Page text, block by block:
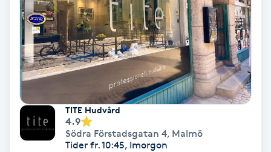
Fransförlängning
Fransförlängning Megavolym
Fransförlängning Volym
Fransk manikyr
TITE Hudvård
4.9
Södra Förstadsgatan 4, Malmö
Tider fr. 10:45, Imorgon